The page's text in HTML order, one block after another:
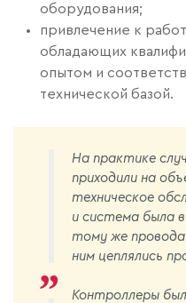
оборудования;
привлечение к
обладающих
опытом и
технической базой.
На практике
приходили на
техническое
и система была
тому же провода
ним цеплялись
Контроллеры